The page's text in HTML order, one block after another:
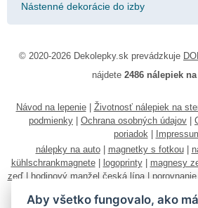
Nástenné dekorácie do izby
© 2020-2026 Dekolepky.sk prevádzkuje
nájdete 2486 nálepiek
Návod na lepenie| Životnosť nálepiek na
podmienky
Ochrana osobných údajov
poriadok|
nálepky na auto| magnetky s fotkou|
kühlschrankmagnete| logoprinty| magnesy
zeď| hodinový manžel česká lípa|
Aby všetko fungovalo, ako má